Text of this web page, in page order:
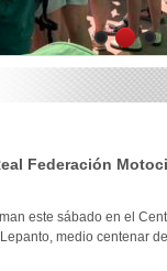
1 2 3
Federación
este sábado en el
medio centenar